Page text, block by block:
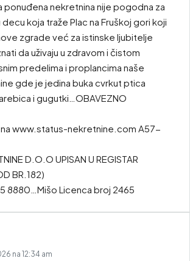
ponuđena nekretnina nije pogodna za
koja traže Plac na Fruškoj gori koji
zgrade već za istinske ljubitelje
da uživaju u zdravom i čistom
predelima i proplancima naše
gde je jedina buka cvrkut ptica
i gugutki…OBAVEZNO
www.status-nekretnine.com A57-
D.O.O UPISAN U REGISTAR
BR.182)
8880…Mišo Licenca broj 2465
na 12:34 am